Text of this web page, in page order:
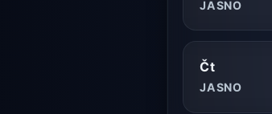
JASNO
Čt
JASNO